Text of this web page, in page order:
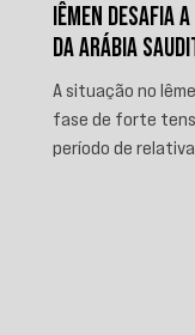
IÊMEN DESAFIA A
DA ARÁBIA
A situação no
fase de forte
período de